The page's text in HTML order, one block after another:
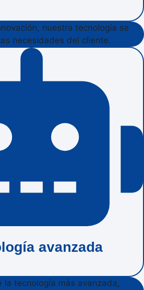
nuestra tecnología se
necesidades del cliente.
avanzada
la tecnología más avanzada,